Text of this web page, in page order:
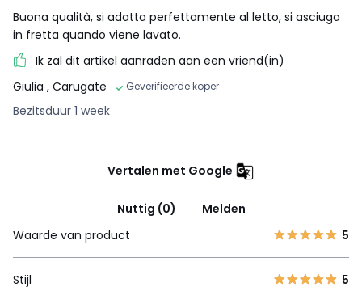
Buona qualità, si adatta perfettamente al letto, si asciuga
in fretta quando viene lavato.
Ik zal dit artikel aanraden aan een vriend(in)
Giulia , Carugate Geverifieerde koper
Bezitsduur 1 week
Vertalen met Google
Nuttig (0)
Melden
Waarde van product
5
Stijl 5